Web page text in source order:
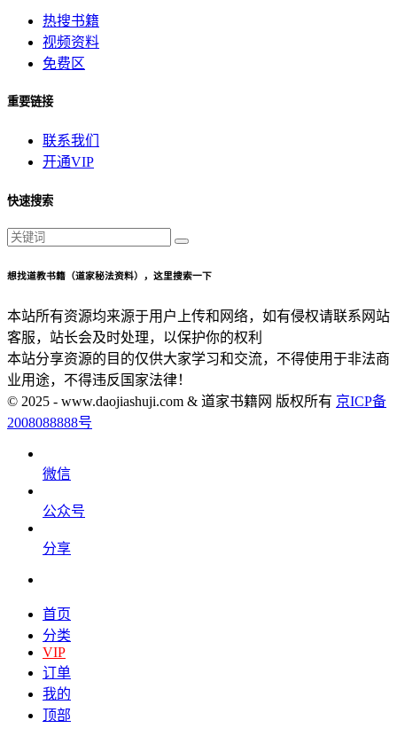
热搜书籍
视频资料
免费区
重要链接
联系我们
开通VIP
快速搜索
想找道教书籍（道家秘法资料），这里搜索一下
本站所有资源均来源于用户上传和网络，如有侵权请联系网站
客服，站长会及时处理，以保护你的权利
本站分享资源的目的仅供大家学习和交流，不得使用于非法商
业用途，不得违反国家法律！
© 2025 - www.daojiashuji.com & 道家书籍网 版权所有 京ICP备
2008088888号
微信
公众号
分享
首页
分类
VIP
订单
我的
顶部